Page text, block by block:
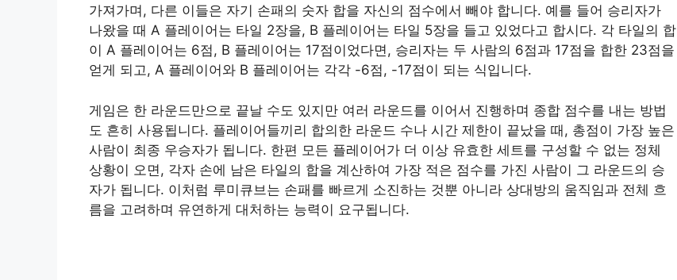
가져가며, 다른 이들은 자기 손패의 숫자 합을 자신의 점수에서 빼야 합니다. 예를 들어 승리자가
나왔을 때 A 플레이어는 타일 2장을, B 플레이어는 타일 5장을 들고 있었다고 합시다. 각 타일의 합
이 A 플레이어는 6점, B 플레이어는 17점이었다면, 승리자는 두 사람의 6점과 17점을 합한 23점을
얻게 되고, A 플레이어와 B 플레이어는 각각 -6점, -17점이 되는 식입니다.
게임은 한 라운드만으로 끝날 수도 있지만 여러 라운드를 이어서 진행하며 종합 점수를 내는 방법
도 흔히 사용됩니다. 플레이어들끼리 합의한 라운드 수나 시간 제한이 끝났을 때, 총점이 가장 높은
사람이 최종 우승자가 됩니다. 한편 모든 플레이어가 더 이상 유효한 세트를 구성할 수 없는 정체
상황이 오면, 각자 손에 남은 타일의 합을 계산하여 가장 적은 점수를 가진 사람이 그 라운드의 승
자가 됩니다. 이처럼 루미큐브는 손패를 빠르게 소진하는 것뿐 아니라 상대방의 움직임과 전체 흐
름을 고려하며 유연하게 대처하는 능력이 요구됩니다.